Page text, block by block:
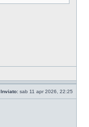
Inviato: sab 11 apr 2026, 22:25